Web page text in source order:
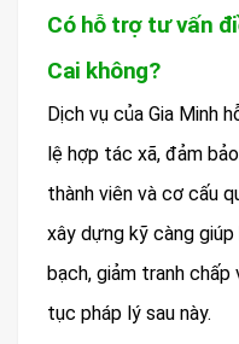
Có hỗ trợ tư vấn
Cai không?
Dịch vụ của Gia Minh
lệ hợp tác xã, đảm
thành viên và cơ cấu
xây dựng kỹ càng
bạch, giảm tranh
tục pháp lý sau này.